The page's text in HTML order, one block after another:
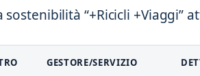
“+Ricicli +Viaggi”
GESTORE/SERVIZIO